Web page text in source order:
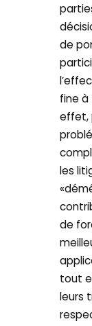
de
fine à
effet,
les
de
tout
leurs